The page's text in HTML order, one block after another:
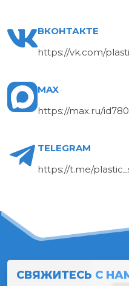
ВКОНТАКТЕ
https://vk.com/
MAX
https://max.ru/
TELEGRAM
https://t.me/
СВЯЖИТЕСЬ С